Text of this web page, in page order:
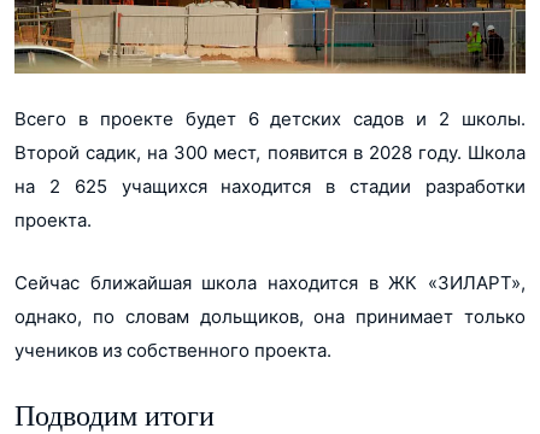
Всего в проекте будет 6 детских садов и 2 школы.
Второй садик, на 300 мест, появится в 2028 году. Школа
на 2 625 учащихся находится в стадии разработки
проекта.
Сейчас ближайшая школа находится в ЖК «ЗИЛАРТ»,
однако, по словам дольщиков, она принимает только
учеников из собственного проекта.
Подводим итоги